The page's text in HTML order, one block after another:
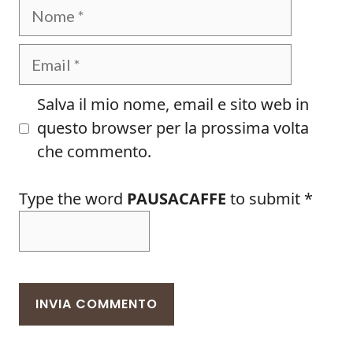
Nome
Email
Salva il mio nome, email e sito web in
questo browser per la prossima volta
che commento.
Type the word PAUSACAFFE to submit *